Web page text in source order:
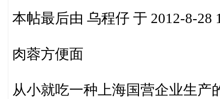
本帖最后由 乌程仔 于 2012-8-28
肉蓉方便面
从小就吃一种上海国营企业生产